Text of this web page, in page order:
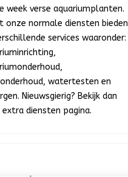
week verse aquariumplanten.
onze normale diensten bieden
services waaronder:
watertesten en
Nieuwsgierig? Bekijk dan
extra diensten pagina.